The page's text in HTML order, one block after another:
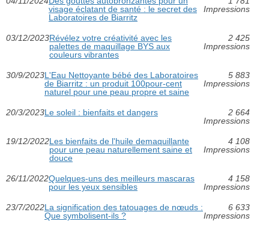
visage éclatant de santé : le secret des
Laboratoires de Biarritz
Impressions
03/12/2023Révélez votre créativité avec les
palettes de maquillage BYS aux
couleurs vibrantes
2 425
Impressions
30/9/2023L'Eau Nettoyante bébé des Laboratoires
de Biarritz : un produit 100pour-cent
naturel pour une peau propre et saine
5 883
Impressions
20/3/2023Le soleil : bienfaits et dangers
2 664
Impressions
19/12/2022Les bienfaits de l'huile demaquillante
pour une peau naturellement saine et
douce
4 108
Impressions
26/11/2022Quelques-uns des meilleurs mascaras
pour les yeux sensibles
4 158
Impressions
23/7/2022La signification des tatouages de nœuds :
Que symbolisent-ils ?
6 633
Impressions